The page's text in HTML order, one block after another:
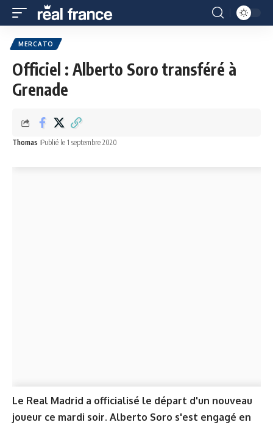
MERCATO
Officiel : Alberto Soro transféré à
Grenade
Thomas Publié le 1 septembre 2020
Le Real Madrid a officialisé le départ d'un nouveau
joueur ce mardi soir. Alberto Soro s'est engagé en